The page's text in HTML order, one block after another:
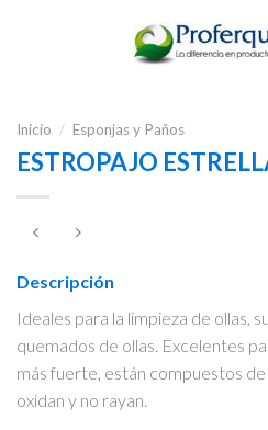
Inicio / Esponjas y Paños
ESTROPAJO
Descripción
Ideales para la limpieza de ollas,
quemados de ollas. Excelentes
más fuerte, están compuestos de
oxidan y no rayan.